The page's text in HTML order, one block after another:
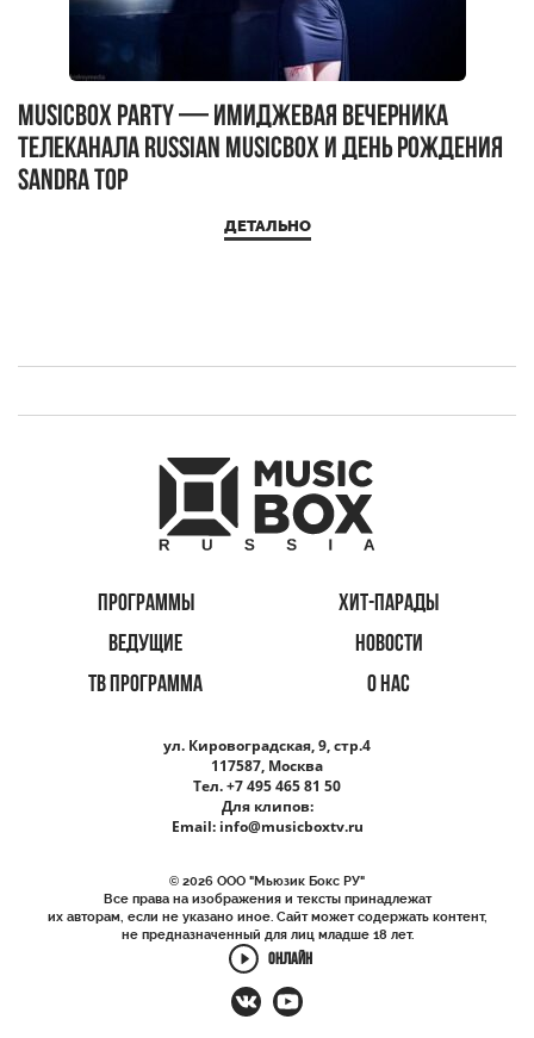
MUSICBOX PARTY — имиджевая вечерника
телеканала RUSSIAN MUSICBOX и день рождения
Sandra Top
ДЕТАЛЬНО
ПРОГРАММЫ
ХИТ-ПАРАДЫ
ВЕДУЩИЕ
НОВОСТИ
ТВ ПРОГРАММА
О НАС
ул. Кировоградская, 9, стр.4
117587, Москва
Тел. +7 495 465 81 50
Для клипов:
Email: info@musicboxtv.ru
© 2026 ООО "Мьюзик Бокс РУ"
Все права на изображения и тексты принадлежат
их авторам, если не указано иное. Сайт может содержать контент,
не предназначенный для лиц младше 18 лет.
ОНЛАЙН